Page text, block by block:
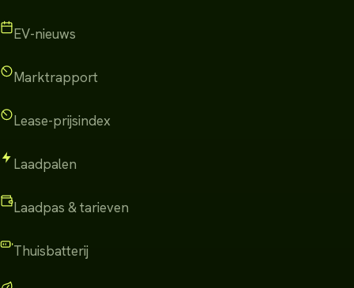
EV-nieuws
Marktrapport
Lease-prijsindex
Laadpalen
Laadpas & tarieven
Thuisbatterij